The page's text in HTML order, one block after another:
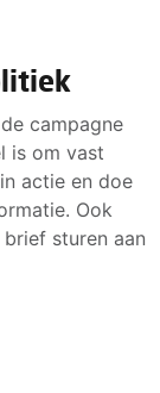
campagne
is om vast
actie en doe
Ook
sturen aan